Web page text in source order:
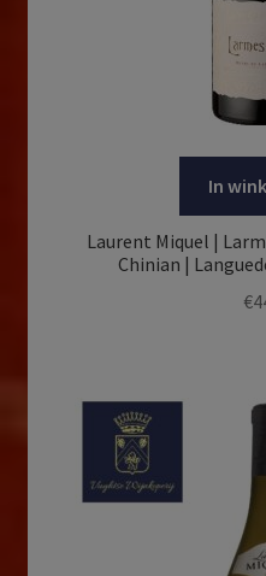
In
Laurent Miquel |
Chinian |
€